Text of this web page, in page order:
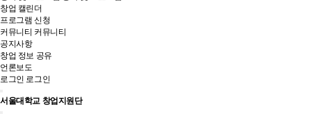
창업 캘린더
프로그램 신청
커뮤니티 커뮤니티
공지사항
창업 정보 공유
언론보도
로그인 로그인
서울대학교 창업지원단